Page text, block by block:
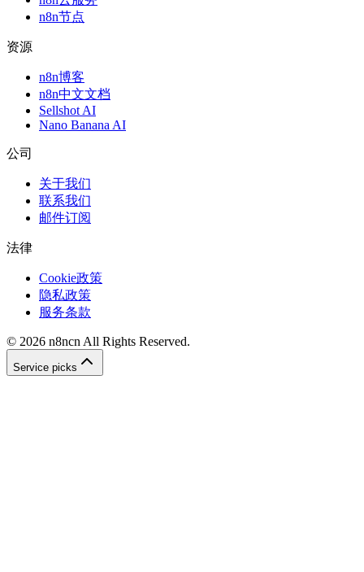
n8n节点
资源
n8n博客
n8n中文文档
Sellshot AI
Nano Banana AI
公司
关于我们
联系我们
邮件订阅
法律
Cookie政策
隐私政策
服务条款
© 2026 n8ncn All Rights Reserved.
Service picks